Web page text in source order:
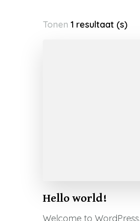
Tonen 1 resultaat (s)
Hello world!
Welcome to